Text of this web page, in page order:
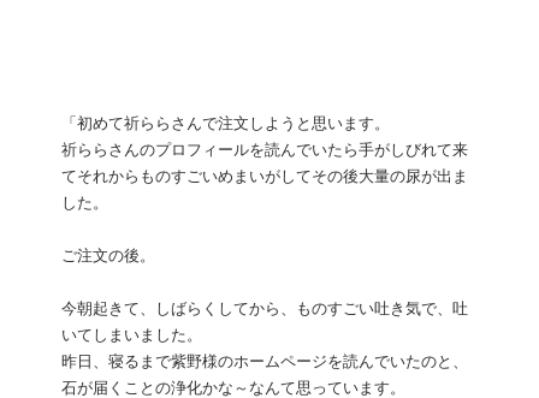
「初めて祈ららさんで注文しようと思います。
祈ららさんのプロフィールを読んでいたら手がしびれて来
てそれからものすごいめまいがしてその後大量の尿が出ま
した。
ご注文の後。
今朝起きて、しばらくしてから、ものすごい吐き気で、吐
いてしまいました。
昨日、寝るまで紫野様のホームページを読んでいたのと、
石が届くことの浄化かな～なんて思っています。